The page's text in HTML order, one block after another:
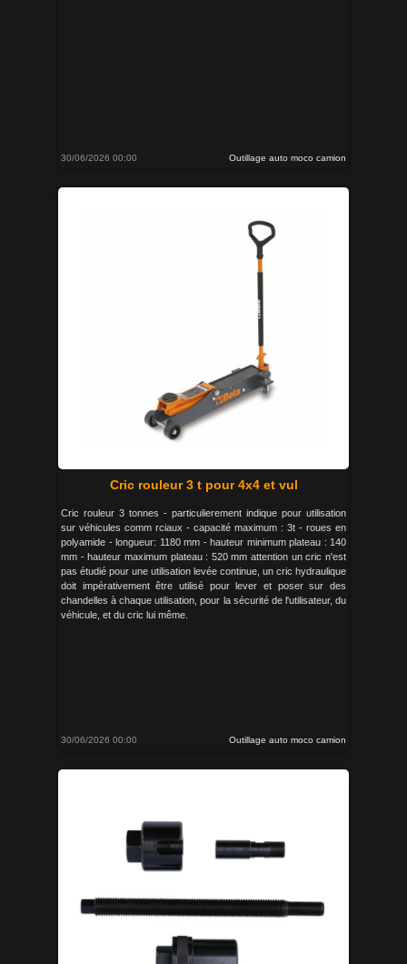
30/06/2026 00:00 Outillage auto moco camion
Cric rouleur 3 t pour 4x4 et vul
Cric rouleur 3 tonnes - particulierement indique pour utilisation
sur véhicules comm rciaux - capacité maximum : 3t - roues en
polyamide - longueur: 1180 mm - hauteur minimum plateau : 140
mm - hauteur maximum plateau : 520 mm attention un cric n'est
pas étudié pour une utilisation levée continue, un cric hydraulique
doit impérativement être utilisé pour lever et poser sur des
chandelles à chaque utilisation, pour la sécurité de l'utilisateur, du
véhicule, et du cric lui même.
30/06/2026 00:00 Outillage auto moco camion